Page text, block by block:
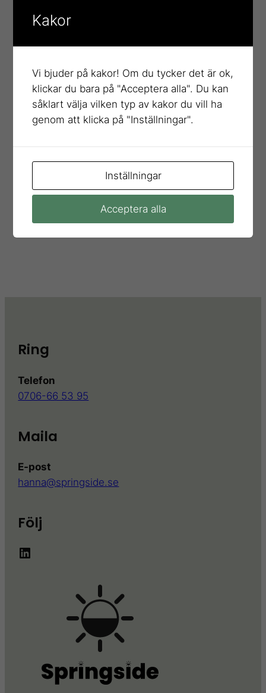
Namn*
E-postadress*
Webbplats
Ring
Telefon
0706-66 53 95
Maila
E-post
hanna@springside.se
Följ
LinkedIn
Kakor
Vi bjuder på kakor! Om du tycker det är ok,
klickar du bara på "Acceptera alla". Du kan
såklart välja vilken typ av kakor du vill ha
genom att klicka på "Inställningar".
Inställningar
Acceptera alla